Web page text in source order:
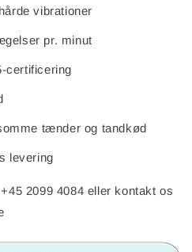
vibrationer
pr. minut
certificering
tænder og tandkød
levering
2099 4084 eller kontakt os